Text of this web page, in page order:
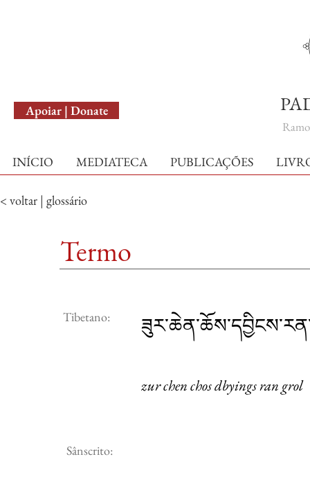
Apoiar | Donate
INÍCIO MEDIATECA PUBLICAÇÕES
< voltar | glossário
Termo
Tibetano:
zur chen chos dbyings ran grol
Sânscrito: